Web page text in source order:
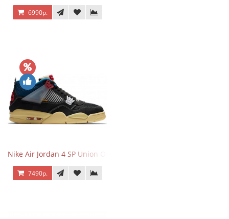
6990р.
Nike Air Jordan 4 SP Union Off Noir
7490р.